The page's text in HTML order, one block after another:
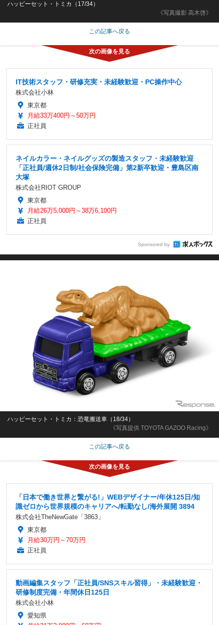
《写真撮影 高木啓》
ハッピーセット・トミカ（17/34）
この記事へ戻る
IT技術スタッフ・研修充実・未経験歓迎・PC操作中心
株式会社小林
東京都
月給33万400円～50万円
正社員
ネイルカラー・ネイルグッズの製造スタッフ・未経験歓迎
「正社員/週休2日制/社会保険完備」第2新卒歓迎・豊島区南
大塚
株式会社RIOT GROUP
東京都
月給26万5,000円～38万6,100円
正社員
Sponsored by
《写真提供 TOYOTA GAZOO Racing》
ハッピーセット・トミカ：恐竜搬送車（18/34）
この記事へ戻る
「日本で働き世界と繋がる!」WEBデザイナー/年休125日/知
識ゼロから世界規模のキャリアへ/転勤なし/海外展開 3894
株式会社TheNewGate「3863」
東京都
月給30万円～70万円
正社員
動画編集スタッフ「正社員/SNSスキル習得」・未経験歓迎・
研修制度完備・年間休日125日
株式会社小林
愛知県